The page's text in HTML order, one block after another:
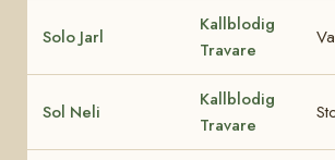
Solo Jarl
Kallblodig
Travare
Sol Neli
Kallblodig
Travare